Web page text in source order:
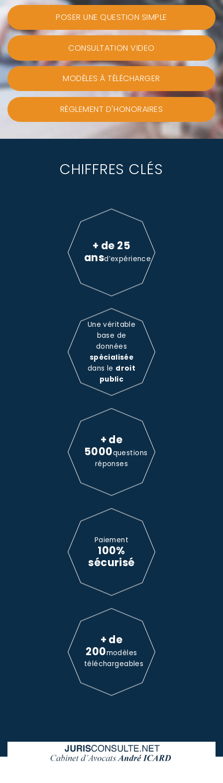
POSER UNE QUESTION SIMPLE
CONSULTATION VIDEO
MODÈLES À TÉLÉCHARGER
RÈGLEMENT D'HONORAIRES
CHIFFRES CLÉS
+ de 25
ansd’expérience
Une véritable
base de
données
spécialisée
dans le droit
public
+ de
5000questions
réponses
Paiement
100%
sécurisé
+ de
200modèles
téléchargeables